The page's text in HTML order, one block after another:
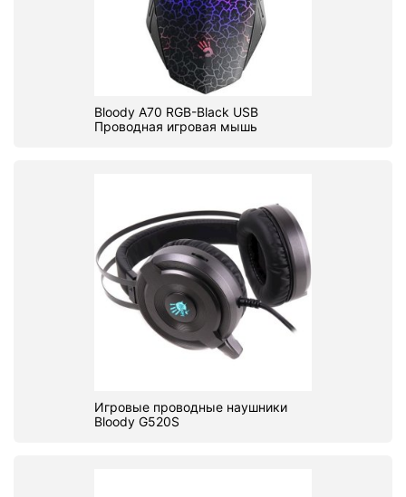
Bloody A70 RGB-Black USB
Проводная игровая мышь
Игровые проводные наушники
Bloody G520S